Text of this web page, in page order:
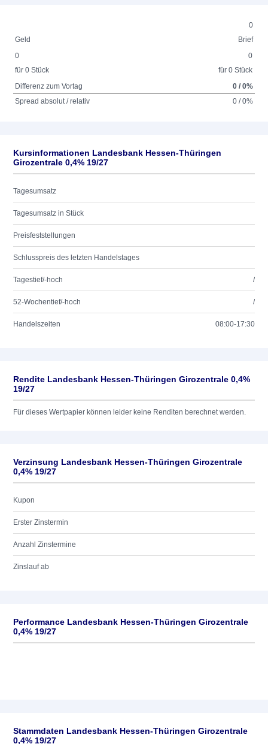
0
Geld
Brief
0
für 0 Stück
0
für 0 Stück
Differenz zum Vortag
0 / 0%
Spread absolut / relativ
0 / 0%
Kursinformationen Landesbank Hessen-Thüringen
Girozentrale 0,4% 19/27
Tagesumsatz
Tagesumsatz in Stück
Preisfeststellungen
Schlusspreis des letzten Handelstages
Tagestief/-hoch /
52-Wochentief/-hoch /
Handelszeiten 08:00-17:30
Rendite Landesbank Hessen-Thüringen Girozentrale 0,4%
19/27
Für dieses Wertpapier können leider keine Renditen berechnet werden.
Verzinsung Landesbank Hessen-Thüringen Girozentrale
0,4% 19/27
Kupon
Erster Zinstermin
Anzahl Zinstermine
Zinslauf ab
Performance Landesbank Hessen-Thüringen Girozentrale
0,4% 19/27
Stammdaten Landesbank Hessen-Thüringen Girozentrale
0,4% 19/27